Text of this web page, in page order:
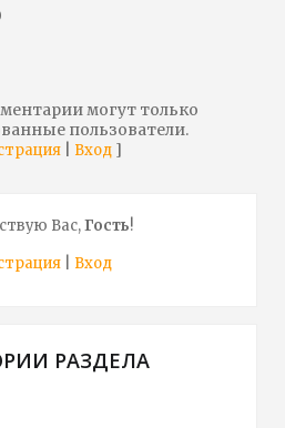
могут только
пользователи.
Вход ]
Вас,Гость!
Вход
РАЗДЕЛА